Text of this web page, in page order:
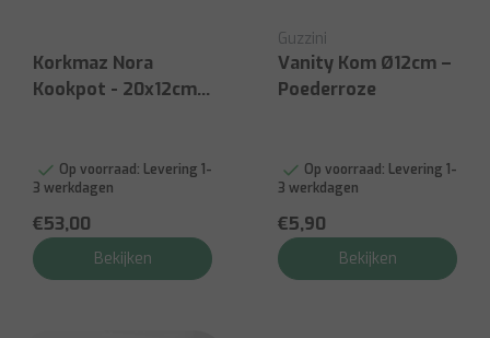
Korkmaz Nora
Kookpot - 20x12cm
Op voorraad: Levering 1-
3 werkdagen
€53,00
Bekijken
Guzzini
Vanity Kom Ø12cm –
Poederroze
Op voorraad: Levering 1-
3 werkdagen
€5,90
Bekijken